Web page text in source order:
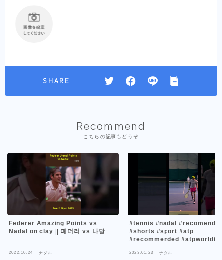
SHARE
Recommend
こちらの記事もどうぞ
Federer Amazing Points vs
Nadal on clay || 페더러 vs 나달
2022.10.24 ナダル
#tennis #nadal
#shorts #sport #atp
#recommended
2023.01.23 ナダル